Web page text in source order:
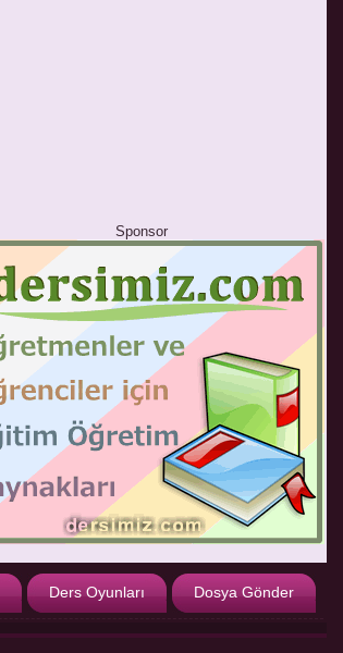
Sponsor
Ders Oyunları Dosya Gönder